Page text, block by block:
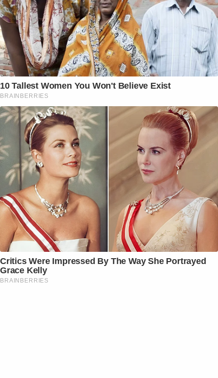
10 Tallest Women You Won't Believe Exist
BRAINBERRIES
Critics Were Impressed By The Way She Portrayed
Grace Kelly
BRAINBERRIES